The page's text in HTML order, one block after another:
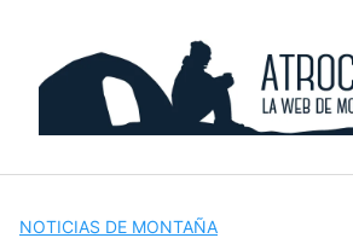
content
NOTICIAS DE MONTAÑA